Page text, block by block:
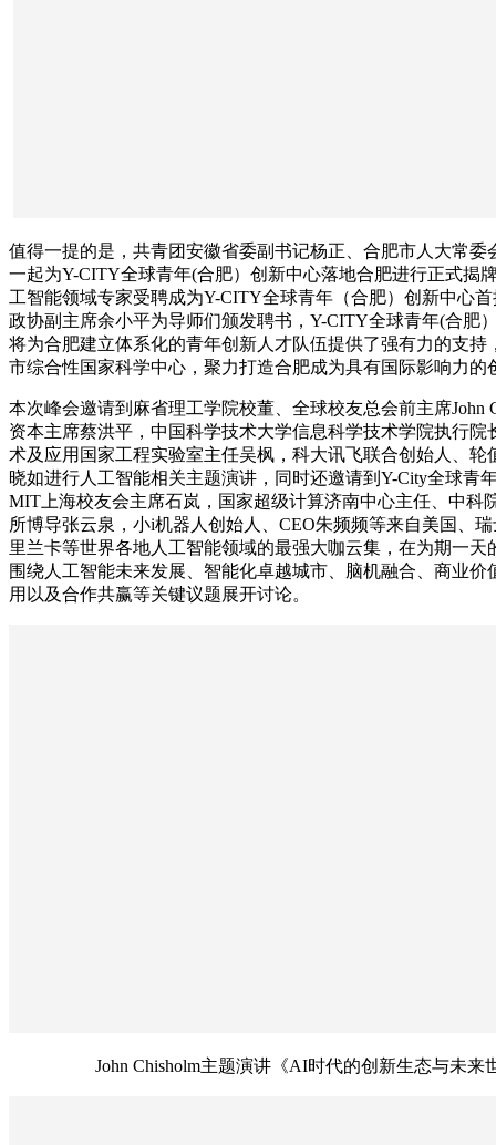
值得一提的是，共青团安徽省委副书记杨正、合肥市人大常委
一起为Y-CITY全球青年(合肥）创新中心落地合肥进行正式揭
工智能领域专家受聘成为Y-CITY全球青年（合肥）创新中心
政协副主席余小平为导师们颁发聘书，Y-CITY全球青年(合肥
将为合肥建立体系化的青年创新人才队伍提供了强有力的支持
市综合性国家科学中心，聚力打造合肥成为具有国际影响力的
本次峰会邀请到麻省理工学院校董、全球校友总会前主席John
资本主席蔡洪平，中国科学技术大学信息科学技术学院执行院
术及应用国家工程实验室主任吴枫，科大讯飞联合创始人、轮
晓如进行人工智能相关主题演讲，同时还邀请到Y-City全球青
MIT上海校友会主席石岚，国家超级计算济南中心主任、中科
所博导张云泉，小i机器人创始人、CEO朱频频等来自美国、
里兰卡等世界各地人工智能领域的最强大咖云集，在为期一天
围绕人工智能未来发展、智能化卓越城市、脑机融合、商业价
用以及合作共赢等关键议题展开讨论。
John Chisholm主题演讲《AI时代的创新生态与未来